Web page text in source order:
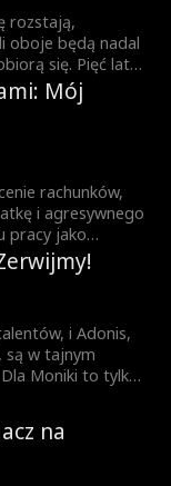
rozstają,
oboje będą nadal
się. Pięć lat
stał się
szefem
stanowisko
gdzie pracuje
dotrzymała
niestabilnego
mówiąc, że jest już
nimi rośnie
miłości
Czy Joshua
Czy uda im się
miłość
Mój
rachunków,
i agresywnego
pracy jako
wyścigach
że
ulicznych...
I oddaje mu
i Adonis,
są w tajnym
Moniki to tylko
swoich uczuć
ciąży, postanawia
Dopiero wtedy
na